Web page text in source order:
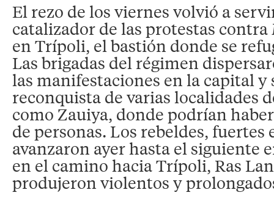
El rezo de los viernes volvió a
catalizador de las protestas
en Trípoli, el bastión donde se
Las brigadas del régimen
las manifestaciones en la capital y
reconquista de varias localidades
como Zauiya, donde podrían
de personas. Los rebeldes, fuertes
avanzaron ayer hasta el siguiente
en el camino hacia Trípoli, Ras
produjeron violentos y